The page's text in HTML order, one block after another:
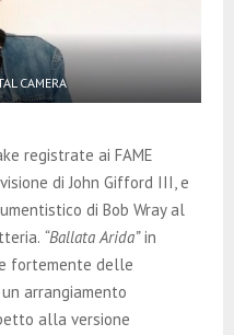
CAMERA
registrate ai FAME
di John Gifford III, e
di Bob Wray al
“Ballata Arida”in
fortemente delle
arrangiamento
alla versione